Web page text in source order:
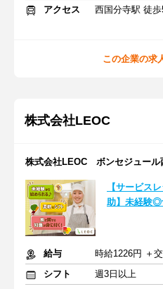
アクセス
西国分寺駅 徒
この企業の求
株式会社LEOC
株式会社LEOC ボンセジュール
【サービス
助】未経験◎
給与
時給1226円 ＋
シフト
週3日以上